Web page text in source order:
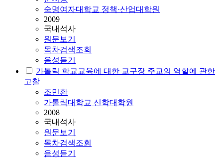
숙명여자대학교 정책·산업대학원
2009
국내석사
원문보기
목차검색조회
음성듣기
가톨릭 학교교육에 대한 교구장 주교의 역할에 관한
고찰
조민환
가톨릭대학교 신학대학원
2008
국내석사
원문보기
목차검색조회
음성듣기